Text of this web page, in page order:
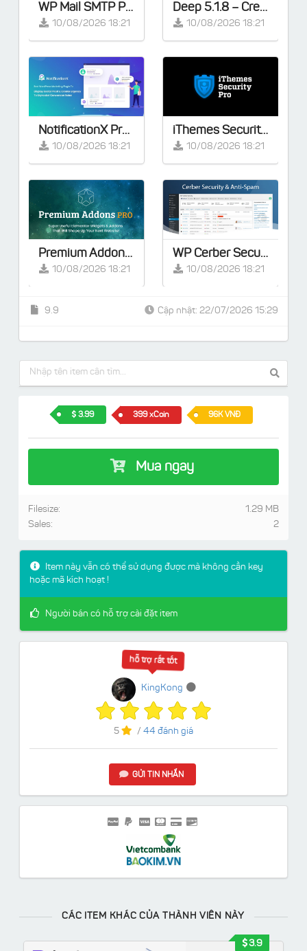
WP Mail SMTP Pro v4.9.0 - Khắc phục tất cả các vấn đề về WordPress không gửi được email
10/08/2026 18:21
Deep 5.1.8 – Creative Multi-Purpose WordPress Theme
10/08/2026 18:21
NotificationX Pro v3.1.5 – Giải pháp tiếp thị tốt nhất cho website WordPress của bạn
10/08/2026 18:21
iThemes Security Pro v9.0.4
10/08/2026 18:21
Premium Addons PRO for Elementor v2.9.57 [Activated]
10/08/2026 18:21
WP Cerber Security Pro v9.9
10/08/2026 18:21
9.9 Cập nhật: 22/07/2026 15:29
3.99 399 xCoin 96K VNĐ
Mua ngay
1.29 MB
Filesize:
2
Sales:
Item này vẫn có thể sử dụng được mà không cần key
hoặc mã kích hoạt !
Người bán có hỗ trợ cài đặt item
hỗ trợ rất tốt
KingKong
5 / 44 đánh giá
GỬI TIN NHẮN
CÁC ITEM KHÁC CỦA THÀNH VIÊN NÀY
3.9